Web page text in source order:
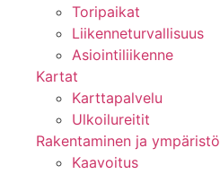
Toripaikat
Liikenneturvallisuus
Asiointiliikenne
Kartat
Karttapalvelu
Ulkoilureitit
Rakentaminen ja ympäristö
Kaavoitus